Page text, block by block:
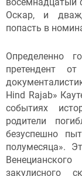
Оскар, и
попасть в
Определенно
претендент
Hind Rajab»
событиях
родители
безуспешно
полумесяца».
закулисного